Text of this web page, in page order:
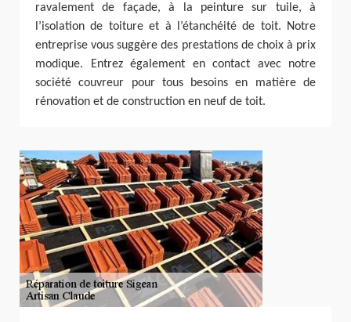
ravalement de façade, à la peinture sur tuile, à
l’isolation de toiture et à l’étanchéité de toit. Notre
entreprise vous suggère des prestations de choix à prix
modique. Entrez également en contact avec notre
société couvreur pour tous besoins en matière de
rénovation et de construction en neuf de toit.